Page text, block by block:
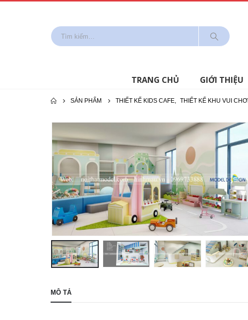
TRANG CHỦ GIỚI THIỆU
SẢN PHẨM THIẾT KẾ KIDS CAFE, THIẾT KẾ KHU VUI CHƠI
MÔ TẢ